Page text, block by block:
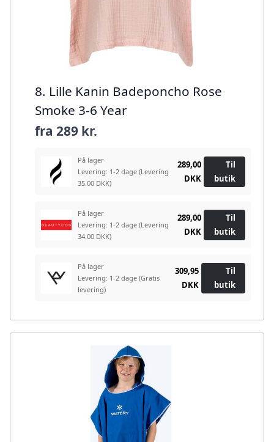
8. Lille Kanin Badeponcho Rose
Smoke 3-6 Year
fra 289 kr.
På lager
Levering: 1-2 dage (Levering
35.00 DKK)
289,00
DKK
Til
butik
På lager
Levering: 1-2 dage (Levering
34.00 DKK)
289,00
DKK
Til
butik
På lager
Levering: 1-2 dage (Gratis
levering)
309,95
DKK
Til
butik